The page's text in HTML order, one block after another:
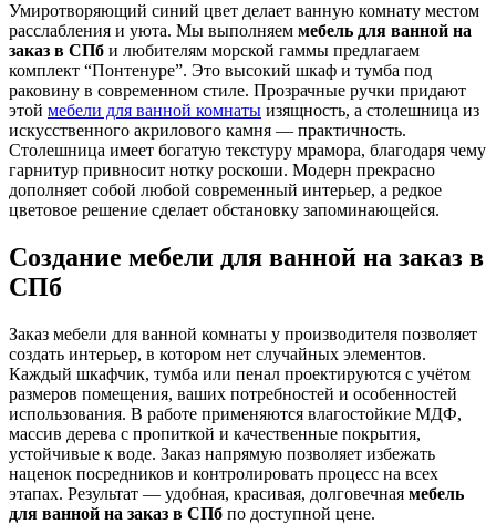
Умиротворяющий синий цвет делает ванную комнату местом
расслабления и уюта. Мы выполняем мебель для ванной на
заказ в СПб и любителям морской гаммы предлагаем
комплект “Понтенуре”. Это высокий шкаф и тумба под
раковину в современном стиле. Прозрачные ручки придают
этой мебели для ванной комнаты изящность, а столешница из
искусственного акрилового камня — практичность.
Столешница имеет богатую текстуру мрамора, благодаря чему
гарнитур привносит нотку роскоши. Модерн прекрасно
дополняет собой любой современный интерьер, а редкое
цветовое решение сделает обстановку запоминающейся.
Создание мебели для ванной на заказ в
СПб
Заказ мебели для ванной комнаты у производителя позволяет
создать интерьер, в котором нет случайных элементов.
Каждый шкафчик, тумба или пенал проектируются с учётом
размеров помещения, ваших потребностей и особенностей
использования. В работе применяются влагостойкие МДФ,
массив дерева с пропиткой и качественные покрытия,
устойчивые к воде. Заказ напрямую позволяет избежать
наценок посредников и контролировать процесс на всех
этапах. Результат — удобная, красивая, долговечная мебель
для ванной на заказ в СПб по доступной цене.